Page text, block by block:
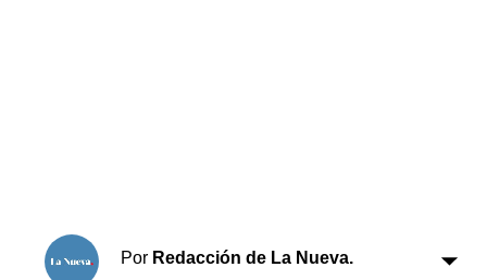
Por Redacción de La Nueva.